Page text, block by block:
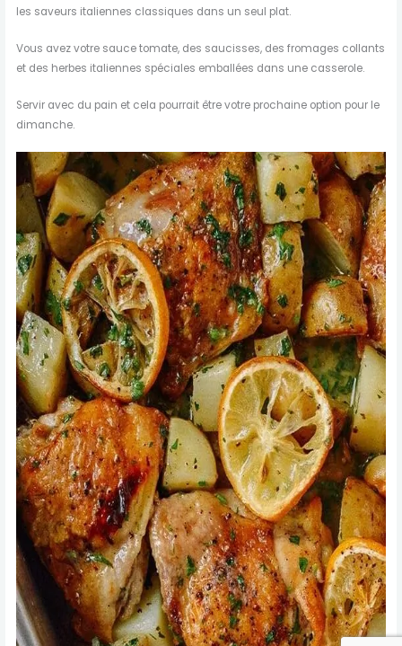
les saveurs italiennes classiques dans un seul plat.
Vous avez votre sauce tomate, des saucisses, des fromages collants
et des herbes italiennes spéciales emballées dans une casserole.
Servir avec du pain et cela pourrait être votre prochaine option pour le
dimanche.